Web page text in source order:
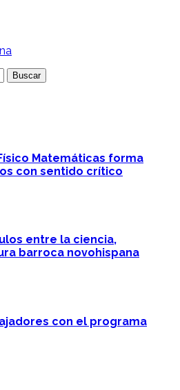
Matemáticas forma
con sentido crítico
entre la ciencia,
barroca novohispana
con el programa